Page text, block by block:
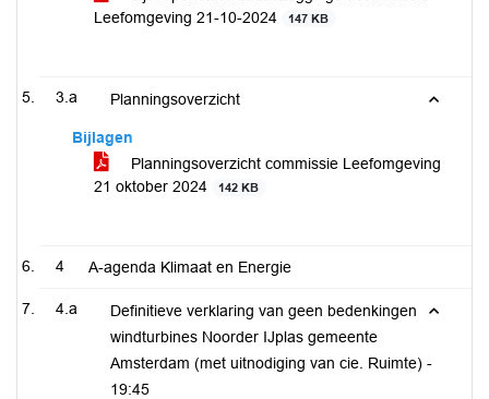
Leefomgeving 21-10-2024
147 KB
3.a Planningsoverzicht
Bijlagen
Planningsoverzicht commissie Leefomgeving
21 oktober 2024
142 KB
4 A-agenda Klimaat en Energie
4.a
Definitieve verklaring van geen bedenkingen
windturbines Noorder IJplas gemeente
Amsterdam (met uitnodiging van cie. Ruimte) -
19:45